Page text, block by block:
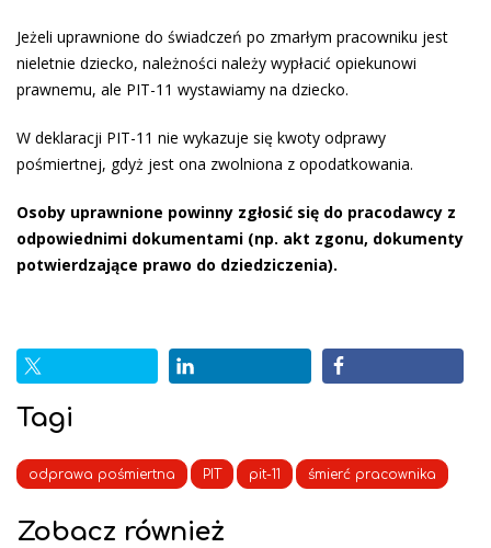
Jeżeli uprawnione do świadczeń po zmarłym pracowniku jest
nieletnie dziecko, należności należy wypłacić opiekunowi
prawnemu, ale PIT-11 wystawiamy na dziecko.
W deklaracji PIT-11 nie wykazuje się kwoty odprawy
pośmiertnej, gdyż jest ona zwolniona z opodatkowania.
Osoby uprawnione powinny zgłosić się do pracodawcy z
odpowiednimi dokumentami (np. akt zgonu, dokumenty
potwierdzające prawo do dziedziczenia).
Tagi
odprawa pośmiertna PIT pit-11 śmierć pracownika
Zobacz również